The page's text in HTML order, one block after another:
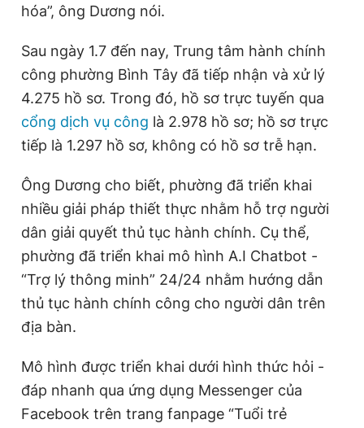
hóa”, ông Dương nói.
Sau ngày 1.7 đến nay, Trung tâm hành chính
công phường Bình Tây đã tiếp nhận và xử lý
4.275 hồ sơ. Trong đó, hồ sơ trực tuyến qua
cổng dịch vụ công là 2.978 hồ sơ; hồ sơ trực
tiếp là 1.297 hồ sơ, không có hồ sơ trễ hạn.
Ông Dương cho biết, phường đã triển khai
nhiều giải pháp thiết thực nhằm hỗ trợ người
dân giải quyết thủ tục hành chính. Cụ thể,
phường đã triển khai mô hình A.I Chatbot -
“Trợ lý thông minh” 24/24 nhằm hướng dẫn
thủ tục hành chính công cho người dân trên
địa bàn.
Mô hình được triển khai dưới hình thức hỏi -
đáp nhanh qua ứng dụng Messenger của
Facebook trên trang fanpage “Tuổi trẻ